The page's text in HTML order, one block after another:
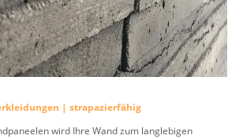
| strapazierfähig
wird Ihre Wand zum langlebigen